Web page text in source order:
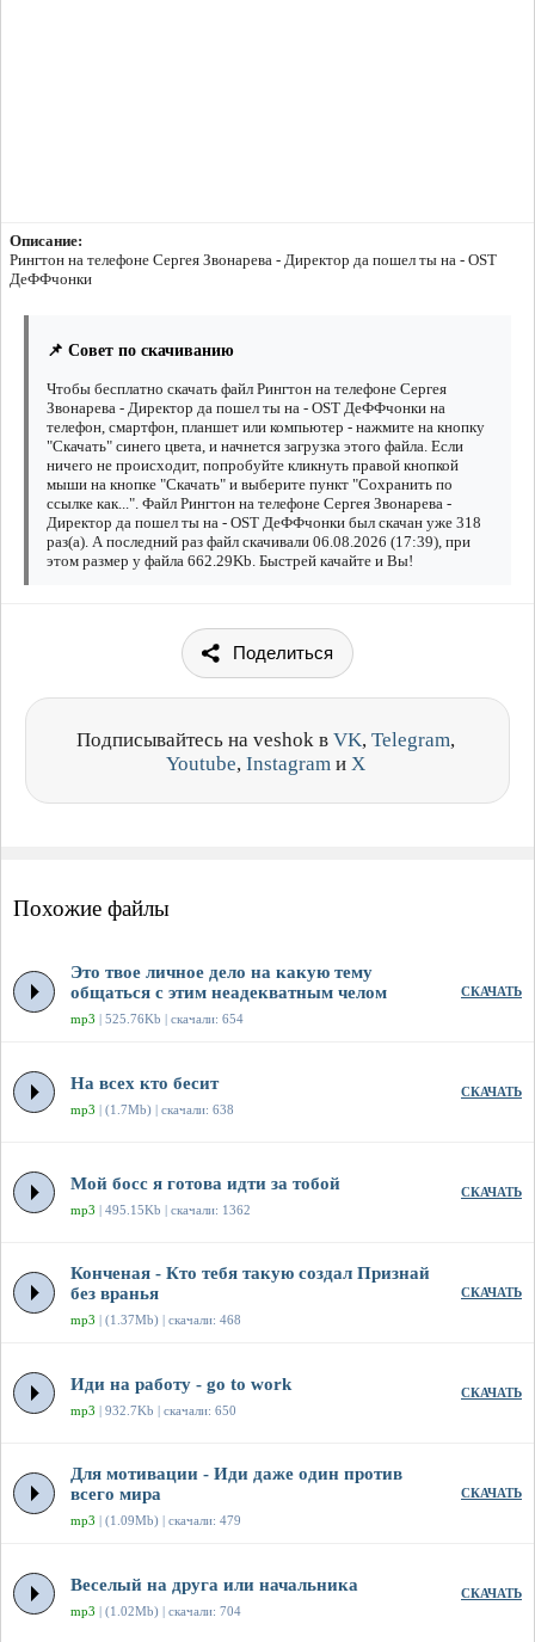
Описание:
Рингтон на телефоне Сергея Звонарева - Директор да пошел ты на - OST
ДеФФчонки
📌 Совет по скачиванию
Чтобы бесплатно скачать файл Рингтон на телефоне Сергея
Звонарева - Директор да пошел ты на - OST ДеФФчонки на
телефон, смартфон, планшет или компьютер - нажмите на кнопку
"Скачать" синего цвета, и начнется загрузка этого файла. Если
ничего не происходит, попробуйте кликнуть правой кнопкой
мыши на кнопке "Скачать" и выберите пункт "Сохранить по
ссылке как...". Файл Рингтон на телефоне Сергея Звонарева -
Директор да пошел ты на - OST ДеФФчонки был скачан уже 318
раз(а). А последний раз файл скачивали 06.08.2026 (17:39), при
этом размер у файла 662.29Kb. Быстрей качайте и Вы!
Поделиться
Подписывайтесь на veshok в VK, Telegram,
Youtube, Instagram и X
Похожие файлы
Это твое личное дело на какую тему
общаться с этим неадекватным челом
mp3 | 525.76Kb | скачали: 654
СКАЧАТЬ
На всех кто бесит
mp3 | (1.7Mb) | скачали: 638
СКАЧАТЬ
Мой босс я готова идти за тобой
mp3 | 495.15Kb | скачали: 1362
СКАЧАТЬ
Конченая - Кто тебя такую создал Признай
без вранья
mp3 | (1.37Mb) | скачали: 468
СКАЧАТЬ
Иди на работу - go to work
mp3 | 932.7Kb | скачали: 650
СКАЧАТЬ
Для мотивации - Иди даже один против
всего мира
mp3 | (1.09Mb) | скачали: 479
СКАЧАТЬ
Веселый на друга или начальника
mp3 | (1.02Mb) | скачали: 704
СКАЧАТЬ